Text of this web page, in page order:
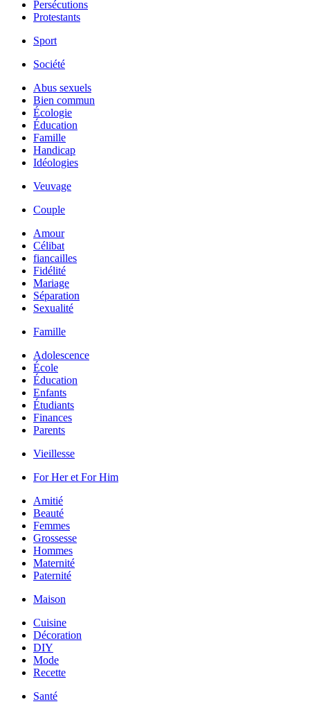
Persécutions
Protestants
Sport
Société
Abus sexuels
Bien commun
Écologie
Éducation
Famille
Handicap
Idéologies
Veuvage
Couple
Amour
Célibat
fiancailles
Fidélité
Mariage
Séparation
Sexualité
Famille
Adolescence
École
Éducation
Enfants
Étudiants
Finances
Parents
Vieillesse
For Her et For Him
Amitié
Beauté
Femmes
Grossesse
Hommes
Maternité
Paternité
Maison
Cuisine
Décoration
DIY
Mode
Recette
Santé